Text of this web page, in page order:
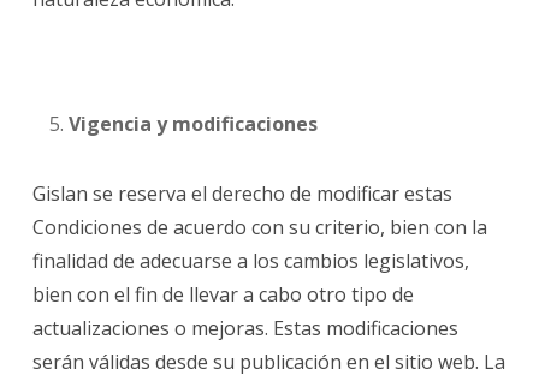
Vigencia y modificaciones
Gislan se reserva el derecho de modificar estas
Condiciones de acuerdo con su criterio, bien con la
finalidad de adecuarse a los cambios legislativos,
bien con el fin de llevar a cabo otro tipo de
actualizaciones o mejoras. Estas modificaciones
serán válidas desde su publicación en el sitio web. La